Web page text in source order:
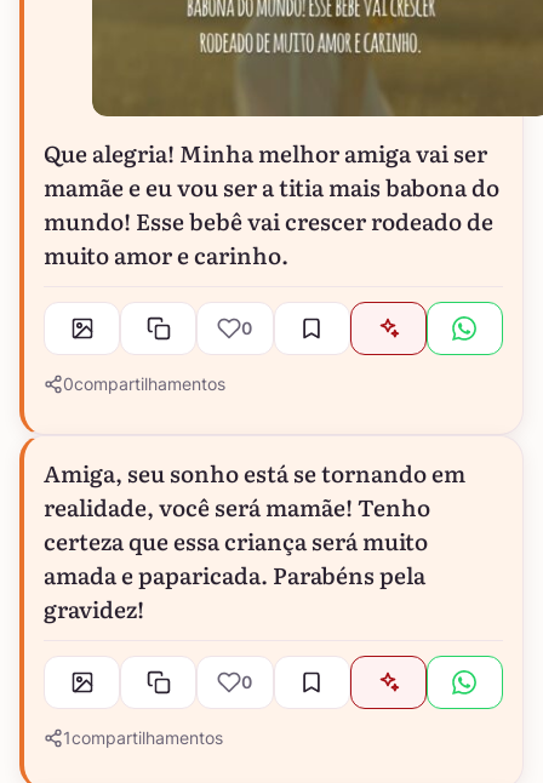
Que alegria! Minha melhor amiga vai ser
mamãe e eu vou ser a titia mais babona do
mundo! Esse bebê vai crescer rodeado de
muito amor e carinho.
0
0compartilhamentos
Amiga, seu sonho está se tornando em
realidade, você será mamãe! Tenho
certeza que essa criança será muito
amada e paparicada. Parabéns pela
gravidez!
0
1compartilhamentos